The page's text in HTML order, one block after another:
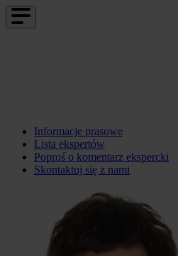
Informacje prasowe
Lista ekspertów
Poproś o komentarz ekspercki
Skontaktuj się z nami